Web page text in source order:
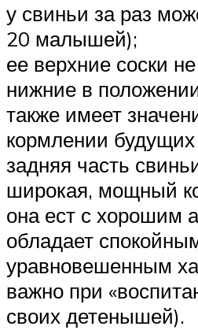
у свиньи за раз
20 малышей);
ее верхние соски
нижние в
также имеет
кормлении
задняя часть
широкая, мощный
она ест с хорошим
обладает
уравновешенным
важно при
своих детенышей).